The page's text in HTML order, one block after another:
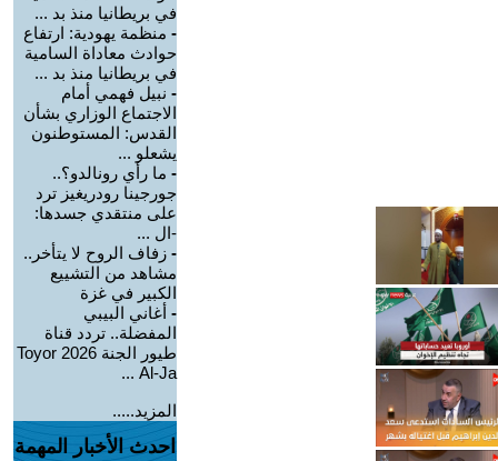
في بريطانيا منذ بد ...
- منظمة يهودية: ارتفاع
حوادث معاداة السامية
في بريطانيا منذ بد ...
- نبيل فهمي أمام
الاجتماع الوزاري بشأن
القدس: المستوطنون
يشعلو ...
- ما رأي رونالدو؟..
جورجينا رودريغيز ترد
على منتقدي جسدها:
-ال ...
- زفاف الروح لا يتأخر..
مشاهد من التشييع
الكبير في غزة
- أغاني البيبي
المفضلة.. تردد قناة
طيور الجنة 2026 Toyor
Al-Ja ...
المزيد.....
احدث الأخبار المهمة